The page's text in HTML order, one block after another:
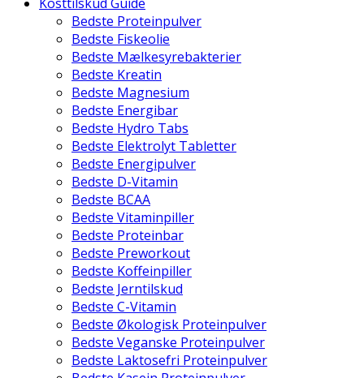
Bedste Proteinpulver
Bedste Fiskeolie
Bedste Mælkesyrebakterier
Bedste Kreatin
Bedste Magnesium
Bedste Energibar
Bedste Hydro Tabs
Bedste Elektrolyt Tabletter
Bedste Energipulver
Bedste D-Vitamin
Bedste BCAA
Bedste Vitaminpiller
Bedste Proteinbar
Bedste Preworkout
Bedste Koffeinpiller
Bedste Jerntilskud
Bedste C-Vitamin
Bedste Økologisk Proteinpulver
Bedste Veganske Proteinpulver
Bedste Laktosefri Proteinpulver